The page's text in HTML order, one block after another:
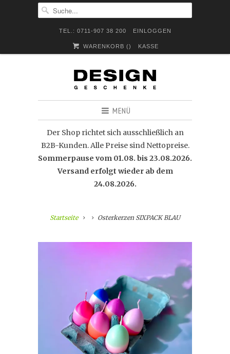
TEL.: 0711-907 38 200 EINLOGGEN
WARENKORB () KASSE
MENÜ
Der Shop richtet sich ausschließlich an
B2B-Kunden. Alle Preise sind Nettopreise.
Sommerpause vom 01.08. bis 23.08.2026.
Versand erfolgt wieder ab dem
24.08.2026.
Startseite Osterkerzen SIXPACK BLAU